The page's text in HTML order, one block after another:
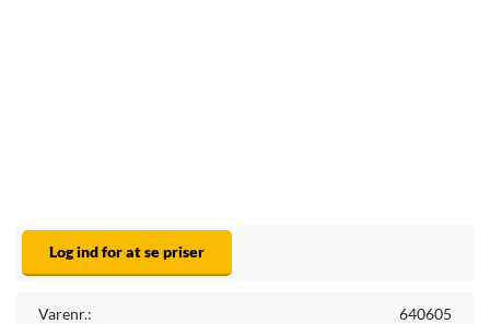
Log ind for at se priser
Varenr.: 640605